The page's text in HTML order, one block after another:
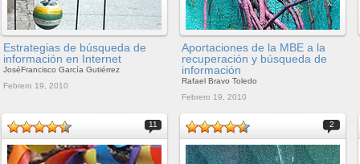
Estrategias de búsqueda de
información en Internet
JoséFrancisco García Gutiérrez
Febrero 19, 2010
Aportaciones de la MBE a la
recuperación y búsqueda de
información
Rafael Bravo Toledo
Febrero 19, 2010
11 2